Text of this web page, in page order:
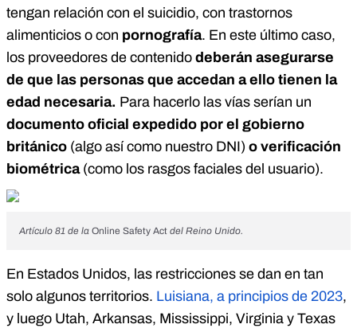
tengan relación con el suicidio, con trastornos
alimenticios o con pornografía. En este último caso,
los proveedores de contenido deberán asegurarse
de que las personas que accedan a ello tienen la
edad necesaria. Para hacerlo las vías serían un
documento oficial expedido por el gobierno
británico (algo así como nuestro DNI) o verificación
biométrica(como los rasgos faciales del usuario).
Artículo 81 de la Online Safety Act del Reino Unido.
En Estados Unidos, las restricciones se dan en tan
solo algunos territorios. Luisiana, a principios de 2023,
y luego Utah, Arkansas, Mississippi, Virginia y Texas